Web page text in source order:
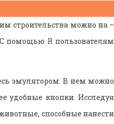
строительства можно на –
помощью R пользователям
эмулятором. В нем можно
удобные кнопки. Исследуя
способные нанести